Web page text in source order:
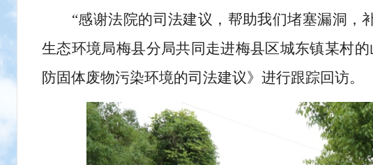
“感谢法院的司法建议，帮助我们堵塞漏洞，
生态环境局梅县分局共同走进梅县区城东镇某村
防固体废物污染环境的司法建议》进行跟踪回访。